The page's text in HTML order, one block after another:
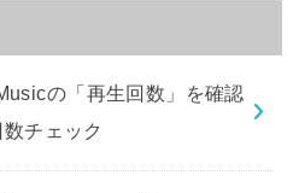
の「再生回数」を確認
チェック